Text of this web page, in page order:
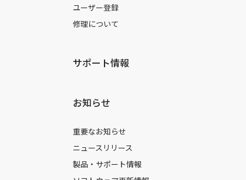
ユーザー登録
修理について
サポート情報
お知らせ
重要なお知らせ
ニュースリリース
製品・サポート情報